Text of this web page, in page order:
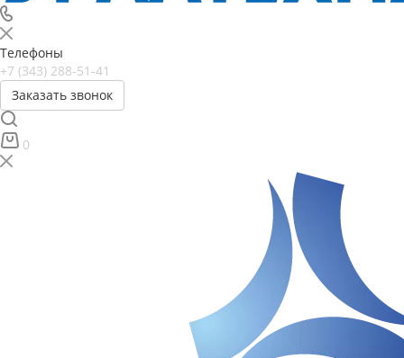
Телефоны
+7 (343) 288-51-41
Заказать звонок
0